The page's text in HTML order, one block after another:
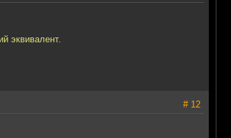
эквивалент.
# 12